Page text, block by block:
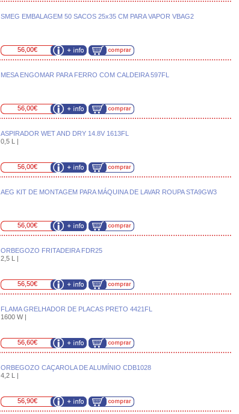
SMEG EMBALAGEM 50 SACOS 25x35 CM PARA VAPOR VBAG2
56,00€
MESA ENGOMAR PARA FERRO COM CALDEIRA 597FL
56,00€
ASPIRADOR WET AND DRY 14.8V 1613FL
0,5 L |
56,00€
AEG KIT DE MONTAGEM PARA MÁQUINA DE LAVAR ROUPA STA9GW3
56,00€
ORBEGOZO FRITADEIRA FDR25
2,5 L |
56,50€
FLAMA GRELHADOR DE PLACAS PRETO 4421FL
1600 W |
56,60€
ORBEGOZO CAÇAROLA DE ALUMÍNIO CDB1028
4,2 L |
56,90€